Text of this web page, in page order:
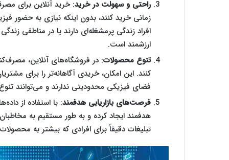
راحتی و سهولت در خرید: خرید آنلاین برای
زمانی خرید کنند، بدون اینکه نیازی به حضور
افراد زندگی پرمشغله‌ای دارند یا در مناطقی
ارزشمند است.
تنوع محصولات: در فروشگاه‌های آنلاین،
کنند. این امکان، خریدی آگاهانه‌تر را برای
فضای فیزیکی محدودیتی ندارند و می‌توانند
فرصت‌های بازاریابی هدفمند: با استفاده از
هدفمند ایجاد کرده و به طور مستقیم به
تبلیغات دقیقاً برای افرادی که بیشتر به